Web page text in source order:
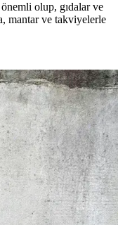
olup, gıdalar ve
mantar ve takviyelerle